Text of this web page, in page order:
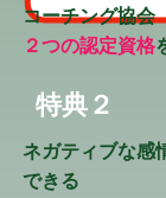
コーチング協会
２つの認定資格
​特典２
ネガティブな感
できる